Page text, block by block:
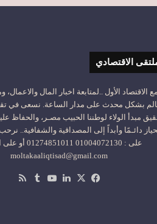
الاقتصادي
الاقتصاد الأول ..لمتابعة اخبار المال والاعمال،
بشكل محدث على مدار الساعة. نسعى في
مبدأ الولاء لوطننا الحبيب مصـر، والحفاظ
دائـمًا وأبداً إلى المصداقية والشفافية..
على : 01004072130
moltakaaliqtisad@gmail.com
فيسبوك
‫X لينكدإن‫YouTube